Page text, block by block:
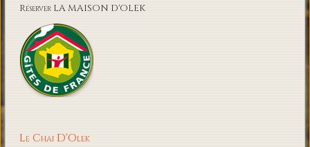
Réserver LA MAISON D'OLEK
Le Chai D'Olek